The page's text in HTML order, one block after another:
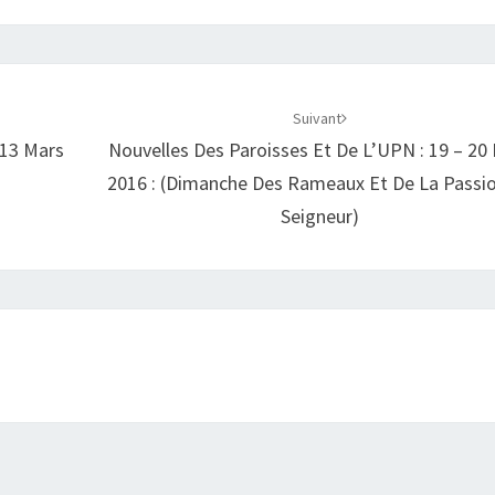
Mars
Suivant
Nouvelles Des Paroisses Et De L’UPN : 19 – 20
2016 : (Dimanche Des Rameaux Et De La
Seigneur)